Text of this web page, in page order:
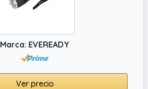
Marca: EVEREADY
Ver precio